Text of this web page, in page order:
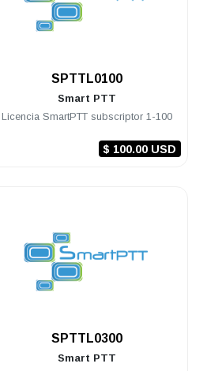
SPTTL0100
Smart PTT
Licencia SmartPTT subscriptor 1-100
$ 100.00 USD
SPTTL0300
Smart PTT